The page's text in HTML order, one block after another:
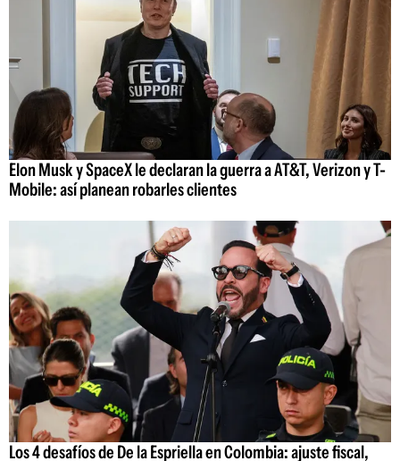
Elon Musk y SpaceX le declaran la guerra a AT&T, Verizon y T-
Mobile: así planean robarles clientes
Los 4 desafíos de De la Espriella en Colombia: ajuste fiscal,